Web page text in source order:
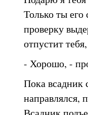
Только ты
проверку
отпустит
- Хорошо, -
Пока всадник
направлялся,
Всадник